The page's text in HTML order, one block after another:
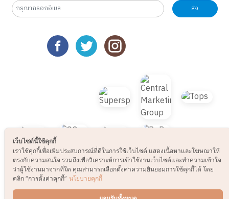
เราใช้คุกกี้เพื่อเพิ่มประสบการณ์ที่ดีในการใช้เว็บไซต์ แสดงเนื้อหาและโฆษณาให้
ตรงกับความสนใจ รวมถึงเพื่อวิเคราะห์การเข้าใช้งานเว็บไซต์และทำความเข้าใจ
ยอมรับทั้งหมด